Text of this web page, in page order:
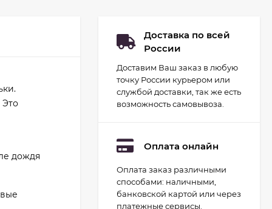
Это
дождя
Доставка по всей
России
Доставим Ваш заказ в любую
точку России курьером или
службой доставки, так же есть
возможность самовывоза.
Оплата онлайн
Оплата заказ различными
способами: наличными,
банковской картой или через
платежные сервисы.
Набор для
гидропоники Uniel
минисад Aqua.
Светильник для
2 093 руб.